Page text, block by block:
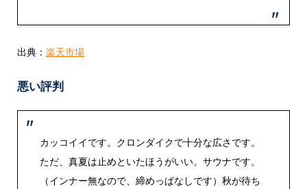
出典： 楽天市場
悪い評判
カッコイイです。クロンダイクで十分な広さです。
ただ、真夏は止めといたほうがいい。サウナです。
（インナー無なので、締めっぱなしです）秋が待ち